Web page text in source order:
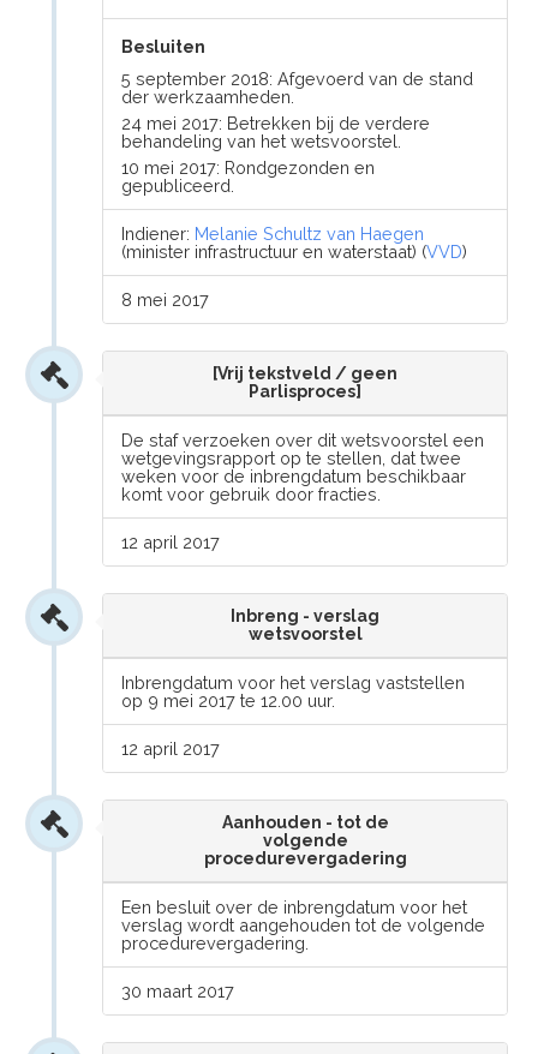
Besluiten
5 september 2018: Afgevoerd van de stand
der werkzaamheden.
24 mei 2017: Betrekken bij de verdere
behandeling van het wetsvoorstel.
10 mei 2017: Rondgezonden en
gepubliceerd.
Indiener: Melanie Schultz van Haegen
(minister infrastructuur en waterstaat) (VVD)
8 mei 2017
[Vrij tekstveld / geen
Parlisproces]
De staf verzoeken over dit wetsvoorstel een
wetgevingsrapport op te stellen, dat twee
weken voor de inbrengdatum beschikbaar
komt voor gebruik door fracties.
12 april 2017
Inbreng - verslag
wetsvoorstel
Inbrengdatum voor het verslag vaststellen
op 9 mei 2017 te 12.00 uur.
12 april 2017
Aanhouden - tot de
volgende
procedurevergadering
Een besluit over de inbrengdatum voor het
verslag wordt aangehouden tot de volgende
procedurevergadering.
30 maart 2017